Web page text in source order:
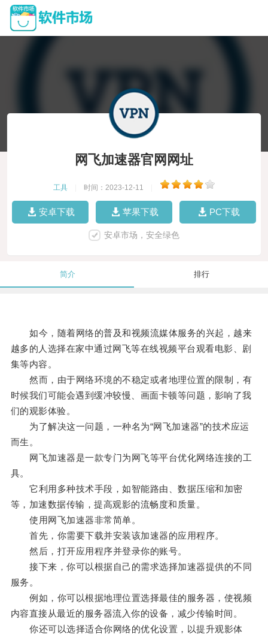
网飞加速器官网网址
工具 时间：2023-12-11
安卓下载 苹果下载 PC下载
安卓市场，安全绿色
简介 排行
如今，随着网络的普及和视频流媒体服务的兴起，越来
越多的人选择在家中通过网飞等在线视频平台观看电影、剧
集等内容。
然而，由于网络环境的不稳定或者地理位置的限制，有
时候我们可能会遇到缓冲较慢、画面卡顿等问题，影响了我
们的观影体验。
为了解决这一问题，一种名为“网飞加速器”的技术应运
而生。
网飞加速器是一款专门为网飞等平台优化网络连接的工
具。
它利用多种技术手段，如智能路由、数据压缩和加密
等，加速数据传输，提高观影的流畅度和质量。
使用网飞加速器非常简单。
首先，你需要下载并安装该加速器的应用程序。
然后，打开应用程序并登录你的账号。
接下来，你可以根据自己的需求选择加速器提供的不同
服务。
例如，你可以根据地理位置选择最佳的服务器，使视频
内容直接从最近的服务器流入你的设备，减少传输时间。
你还可以选择适合你网络的优化设置，以提升观影体